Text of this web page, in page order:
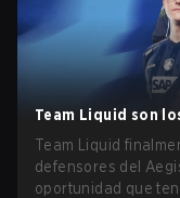
Team Liquid son
Team Liquid
defensores del
oportunidad que